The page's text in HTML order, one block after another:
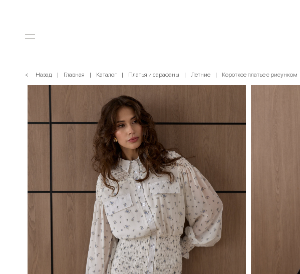
< Назад Главная Каталог Платья и сарафаны Летние Короткое платье с рисунком